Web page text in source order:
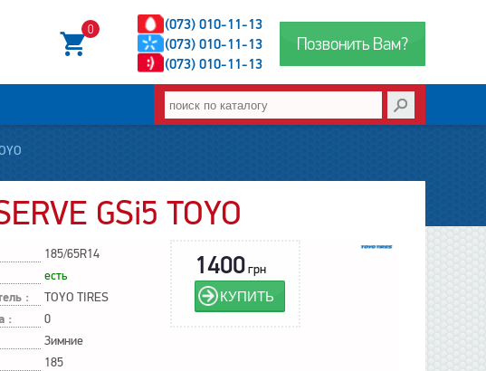
Позвонить Вам?
(073) 010-11-13
(073) 010-11-13
(073) 010-11-13
0
GSi5 TOYO
185/65R14
есть
: TOYO TIRES
: 0
Зимние
185
1400грн
КУПИТЬ